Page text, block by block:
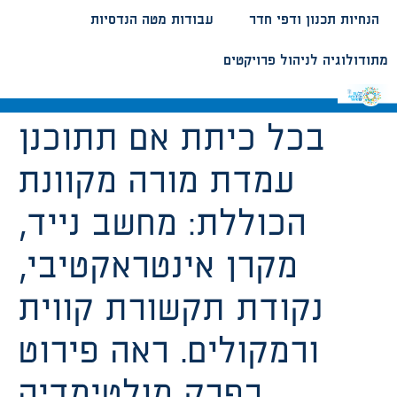
עבודות מטה הנדסיות הנחיות תכנון ודפי חדר
מתודולוגיה לניהול פרויקטים
בכל כיתת אם תתוכנן
עמדת מורה מקוונת
הכוללת: מחשב נייד,
מקרן אינטראקטיבי,
נקודת תקשורת קווית
ורמקולים. ראה פירוט